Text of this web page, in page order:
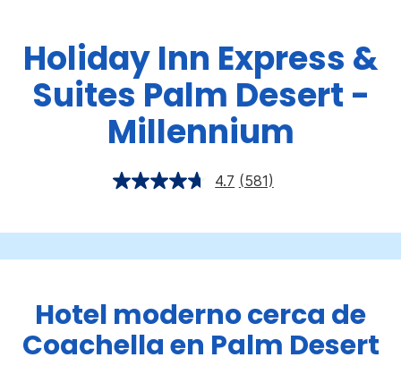
Holiday Inn Express &
Suites Palm Desert -
Millennium
4.7 (581)
Hotel moderno cerca de
Coachella en Palm Desert